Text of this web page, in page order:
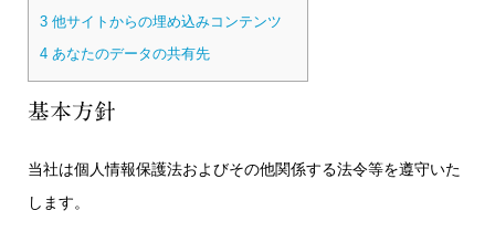
3他サイトからの埋め込みコンテンツ
4あなたのデータの共有先
基本方針
当社は個人情報保護法およびその他関係する法令等を遵守いた
します。